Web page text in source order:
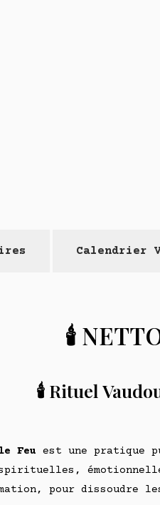
Calendrier
🕯️
🕯️ Rituel
Feu est une pratique
pour dissoudre